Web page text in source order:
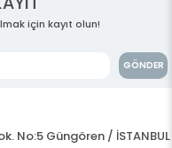
için kayıt olun!
GÖNDER
No:5 Güngören / İSTANBUL